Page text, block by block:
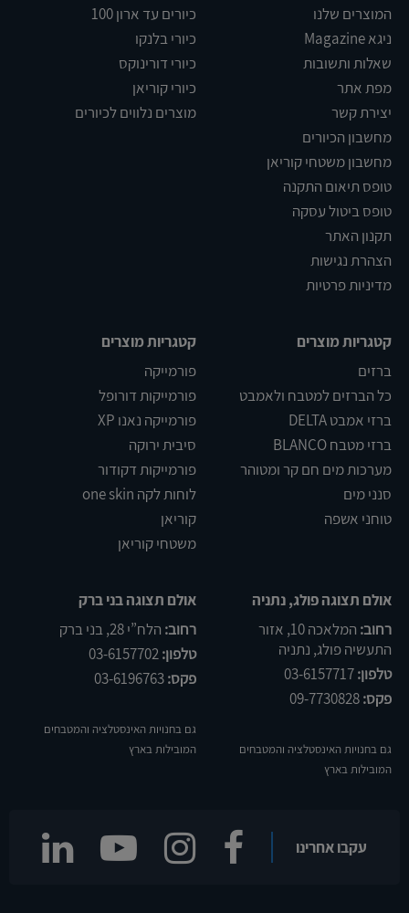
המוצרים שלנו
ניגא Magazine
שאלות ותשובות
מפת אתר
יצירת קשר
מחשבון הכיורים
מחשבון משטחי קוריאן
טופס תיאום התקנה
טופס ביטול עסקה
תקנון האתר
הצהרת נגישות
מדיניות פרטיות
כיורים עד ארון 100
כיורי בלנקו
כיורי דורינוקס
כיורי קוריאן
מוצרים נלווים לכיורים
קטגריות מוצרים
ברזים
כל הברזים למטבח ולאמבט
ברזי אמבט DELTA
ברזי מטבח BLANCO
מערכות מים חם קר ומטוהר
סנני מים
טוחני אשפה
קטגריות מוצרים
פורמייקה
פורמייקות דורופל
פורמייקה נאנו XP
סיבית ירוקה
פורמייקות דקודור
לוחות לקה one skin
קוריאן
משטחי קוריאן
אולם תצוגה פולג, נתניה
רחוב:
המלאכה 10, אזור
התעשיה פולג, נתניה
טלפון:03-6157717
פקס:
גם בחנויות האינסטלציה והמטבחים
המובילות בארץ
אולם תצוגה בני ברק
רחוב: הלח”י 28, בני ברק
טלפון:03-6157702
פקס:
גם בחנויות האינסטלציה והמטבחים
המובילות בארץ
עקבו אחרינו